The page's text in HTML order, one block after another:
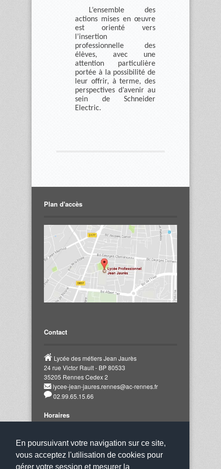
En poursuivant votre navigation sur ce site,
vous acceptez l'utilisation de cookies pour
gérer votre session et mesurer la
L’ensemble des
actions mises en œuvre
est orienté vers
l’insertion
professionnelle des
élèves, avec une
attention particulière
portée à la possibilité de
leur offrir, à terme, des
perspectives d’avenir au
sein de Schneider
Electric.
Plan d'accès
Contact
Lycée des métiers Jean Jaurès
24 rue Victor Rault - BP 80533
35205 Rennes Cedex 2
lycee-jean-jaures.rennes@ac-rennes.fr
02.99.65.15.66
Horaires
Notre établissement accueille le public aux
horaires suivants :
Du Lundi au Vendredi : De 8h00 à 12h00 et de